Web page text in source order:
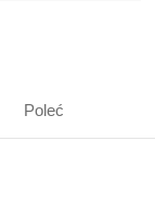
Poleć